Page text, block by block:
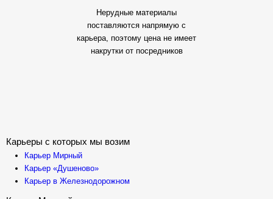
Нерудные материалы
поставляются напрямую с
карьера, поэтому цена не имеет
накрутки от посредников
Карьеры с которых мы возим
Карьер Мирный
Карьер «Душеново»
Карьер в Железнодорожном